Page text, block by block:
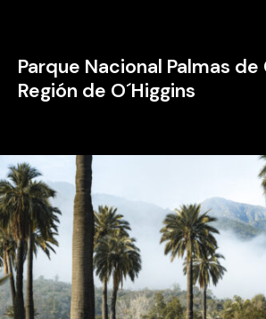
Parque Nacional Palmas
Región de O´Higgins